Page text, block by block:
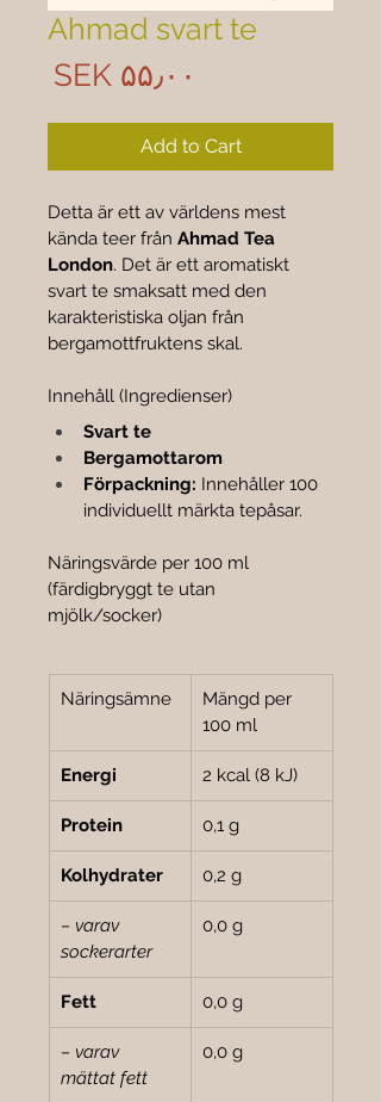
Ahmad svart te
‎SEK ۵۵٫۰۰
Add to Cart
Detta är ett av världens mest
kända teer från Ahmad Tea
London. Det är ett aromatiskt
svart te smaksatt med den
karakteristiska oljan från
bergamottfruktens skal.
Innehåll (Ingredienser)
Svart te
Bergamottarom
Förpackning: Innehåller 100
individuellt märkta tepåsar.
Näringsvärde per 100 ml
(färdigbryggt te utan
mjölk/socker)
Näringsämne
Mängd per
100 ml
Energi 2 kcal (8 kJ)
Protein 0,1 g
Kolhydrater 0,2 g
– varav
sockerarter
0,0 g
Fett 0,0 g
– varav
mättat fett
0,0 g